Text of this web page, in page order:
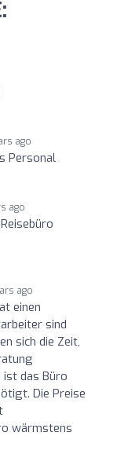
ago
Personal
ago
ago
einen
sind
sich die Zeit,
ist das Büro
Die Preise
wärmstens